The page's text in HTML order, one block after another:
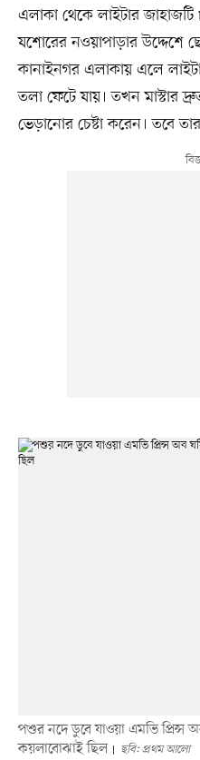
এলাকা থেকে লাইটার
যশোরের নওয়াপাড়ার
কানাইনগর এলাকায় এলে
তলা ফেটে যায়। তখন মাস্টার
ভেড়ানোর চেষ্টা করেন। তবে
পশুর নদে ডুবে যাওয়া এমভি প্রিন্স
কয়লাবোঝাই ছিল
ছবি: প্রথম আলো